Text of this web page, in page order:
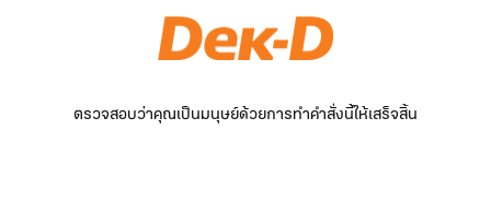
ตรวจสอบว่าคุณเป็นมนุษย์ด้วยการทำคำสั่งนี้ให้เสร็จสิ้น